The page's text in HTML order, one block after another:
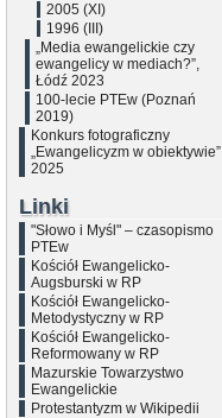
2005 (XI)
1996 (III)
„Media ewangelickie czy
ewangelicy w mediach?”,
Łódź 2023
100-lecie PTEw (Poznań
2019)
Konkurs fotograficzny
„Ewangelicyzm w obiektywie”
2025
Linki
"Słowo i Myśl" – czasopismo
PTEw
Kościół Ewangelicko-
Augsburski w RP
Kościół Ewangelicko-
Metodystyczny w RP
Kościół Ewangelicko-
Reformowany w RP
Mazurskie Towarzystwo
Ewangelickie
Protestantyzm w Wikipedii